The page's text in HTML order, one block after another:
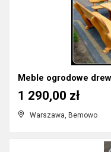
Warszawa, Bemowo
1 290,00 zł